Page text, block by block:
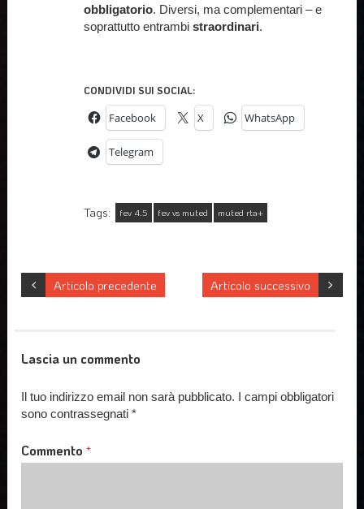
obbligatorio. Diversi, ma complementari – e
soprattutto entrambi straordinari.
CONDIVIDI SUI SOCIAL:
Facebook X WhatsApp
Telegram
Tags: fev 4.5 fev vs muted muted rta+
Articolo successivo
Articolo precedente
Lascia un commento
Il tuo indirizzo email non sarà pubblicato. I campi obbligatori
sono contrassegnati*
Commento*